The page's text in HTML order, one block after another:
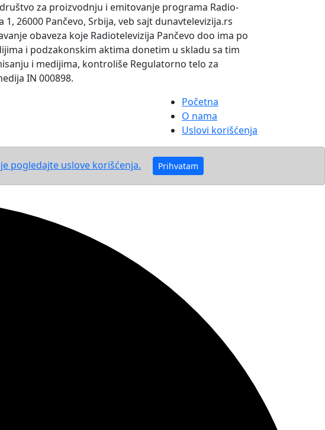
društvo za proizvodnju i emitovanje programa Radio-
26000 Pančevo, Srbija, veb sajt dunavtelevizija.rs
obaveza koje Radiotelevizija Pančevo doo ima po
i podzakonskim aktima donetim u skladu sa tim
i medijima, kontroliše Regulatorno telo za
IN 000898.
Početna
O nama
Uslovi korišćenja
pogledajte uslove korišćenja. Prihvatam